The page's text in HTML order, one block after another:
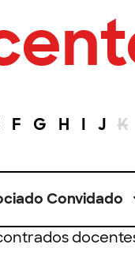
F G H I J K
Convidado